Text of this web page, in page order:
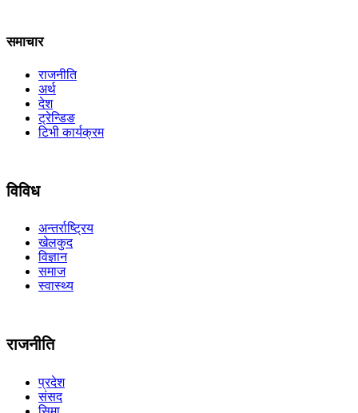
समाचार
राजनीति
अर्थ
देश
ट्रेन्डिङ
टिभी कार्यक्रम
विविध
अन्तर्राष्ट्रिय
खेलकुद
विज्ञान
समाज
स्वास्थ्य
राजनीति
प्रदेश
संसद